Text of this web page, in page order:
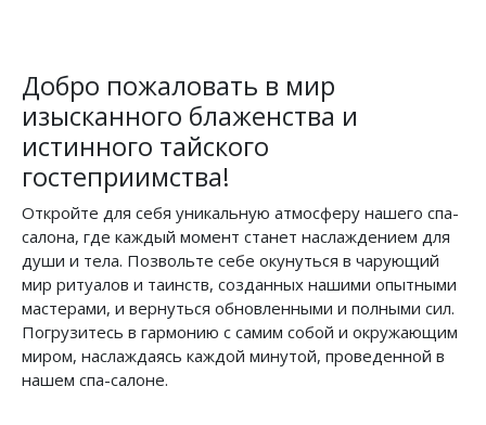
Добро пожаловать в мир
изысканного блаженства и
истинного тайского
гостеприимства!
Откройте для себя уникальную атмосферу нашего спа-
салона, где каждый момент станет наслаждением для
души и тела. Позвольте себе окунуться в чарующий
мир ритуалов и таинств, созданных нашими опытными
мастерами, и вернуться обновленными и полными сил.
Погрузитесь в гармонию с самим собой и окружающим
миром, наслаждаясь каждой минутой, проведенной в
нашем спа-салоне.